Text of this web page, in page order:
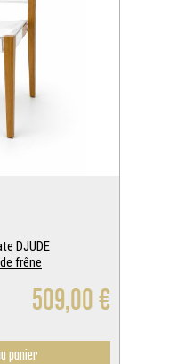
DJUDE
frêne
509,00 €
panier